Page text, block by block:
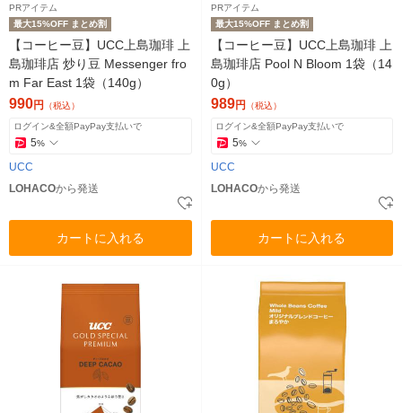
PRアイテム
最大15%OFF まとめ割
【コーヒー豆】UCC上島珈琲 上
島珈琲店 炒り豆 Messenger fro
m Far East 1袋（140g）
990円 （税込）
ログイン&全額PayPay支払いで
5%
UCC
LOHACOから発送
カートに入れる
PRアイテム
最大15%OFF まとめ割
【コーヒー豆】UCC上島珈琲 上
島珈琲店 Pool N Bloom 1袋（14
0g）
989円 （税込）
ログイン&全額PayPay支払いで
5%
UCC
LOHACOから発送
カートに入れる